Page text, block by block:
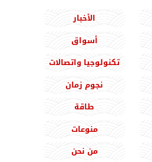
الأخبار
أسواق
تكنولوجيا واتصالات
نجوم زمان
طاقة
منوعات
من نحن